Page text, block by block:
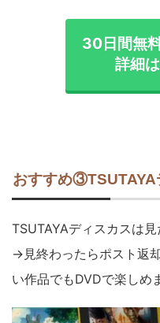
30日間無
詳細
おすすめ③TSUTAYA
TSUTAYAディスカスは
→見終わったらポスト返
い作品でもDVDで楽しめ